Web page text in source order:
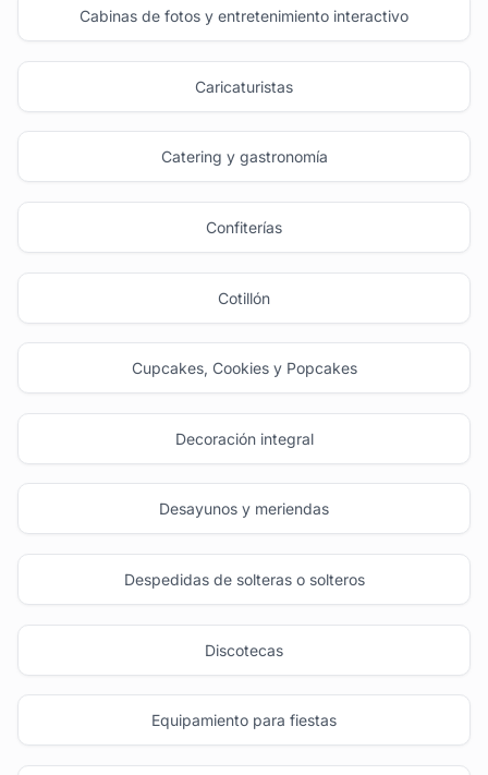
Cabinas de fotos y entretenimiento interactivo
Caricaturistas
Catering y gastronomía
Confiterías
Cotillón
Cupcakes, Cookies y Popcakes
Decoración integral
Desayunos y meriendas
Despedidas de solteras o solteros
Discotecas
Equipamiento para fiestas